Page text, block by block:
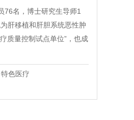
76名，博士研究生导师1
肝移植和肝胆系统恶性肿
质量控制试点单位”，也成
特色医疗